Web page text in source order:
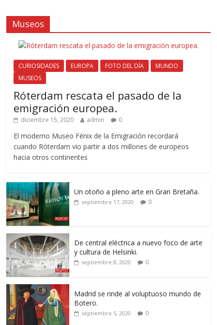
Museos
CURIOSIDADES EUROPA FOTO DEL DÍA
MUNDO
MUSEOS
Róterdam rescata el pasado de la
emigración europea.
diciembre 15, 2020 admin 0
El moderno Museo Fénix de la Emigración recordará
cuando Róterdam vio partir a dos millones de europeos
hacia otros continentes
Un otoño a pleno arte en Gran Bretaña.
septiembre 17, 2020 0
De central eléctrica a nuevo foco de arte
y cultura de Helsinki.
septiembre 8, 2020 0
Madrid se rinde al voluptuoso mundo de
Botero.
septiembre 5, 2020 0